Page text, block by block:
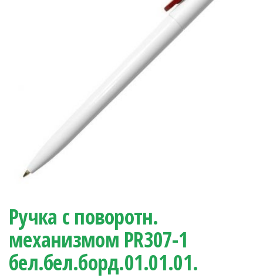
Ручка с поворотн.
механизмом PR307-1
бел.бел.борд.01.01.01.